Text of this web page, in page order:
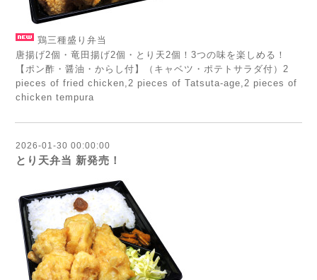
鶏三種盛り弁当
唐揚げ2個・竜田揚げ2個・とり天2個！3つの味を楽しめる！
【ポン酢・醤油・からし付】（キャベツ・ポテトサラダ付）2
pieces of fried chicken,2 pieces of Tatsuta-age,2 pieces of
chicken tempura
2026-01-30 00:00:00
とり天弁当 新発売！